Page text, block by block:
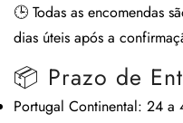
🕒 Todas as encomendas
dias úteis após a
📦 Prazo de
Portugal Continental: 24 a